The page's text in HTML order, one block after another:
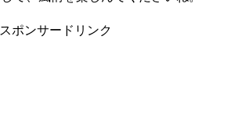
スポンサードリンク